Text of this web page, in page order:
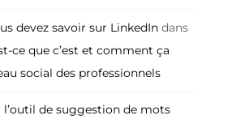
devez savoir sur LinkedIn dans
ce que c’est et comment ça
social des professionnels
l’outil de suggestion de mots